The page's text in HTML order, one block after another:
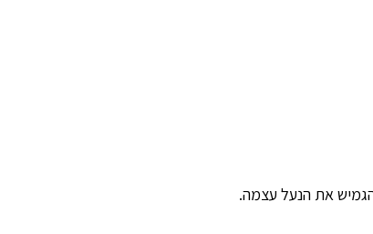
את הנעל עצמה.